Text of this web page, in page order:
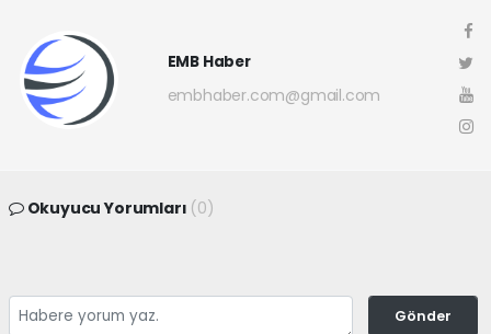
EMB Haber
embhaber.com@gmail.com
Okuyucu Yorumları (0)
Gönder